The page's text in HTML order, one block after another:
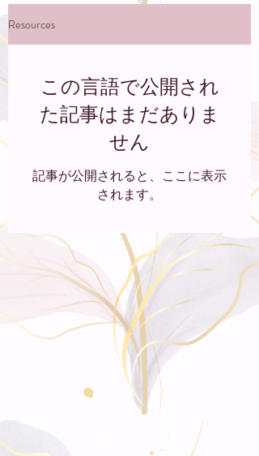
Resources
この言語で公開され
た記事はまだありま
せん
記事が公開されると、ここに表示
されます。